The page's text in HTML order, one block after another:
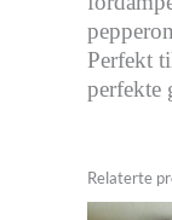
Perfekt
perfekte
Relaterte